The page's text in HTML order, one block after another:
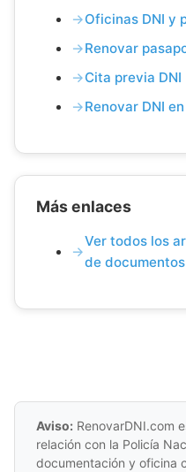
Oficinas DNI y
Renovar
Cita previa
Renovar DNI
Más enlaces
Ver todos los
de documentos
Aviso: RenovarDNI.com
relación con la Policía
documentación y oficina